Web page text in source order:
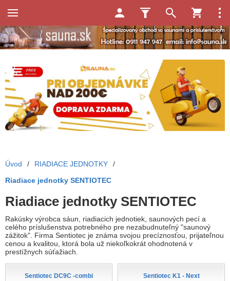
Úvod / RIADIACE JEDNOTKY
/
Riadiace jednotky SENTIOTEC
Riadiace jednotky SENTIOTEC
Rakúsky výrobca sáun, riadiacich jednotiek, saunových pecí a
celého príslušenstva potrebného pre nezabudnuteľný "saunový
zážitok". Firma Sentiotec je známa svojou precíznosťou, prijateľnou
cenou a kvalitou, ktorá bola už niekoľkokrát ohodnotená v
prestížnych súťažiach.
Sentiotec DC9C -combi Sentiotec K1 - Next